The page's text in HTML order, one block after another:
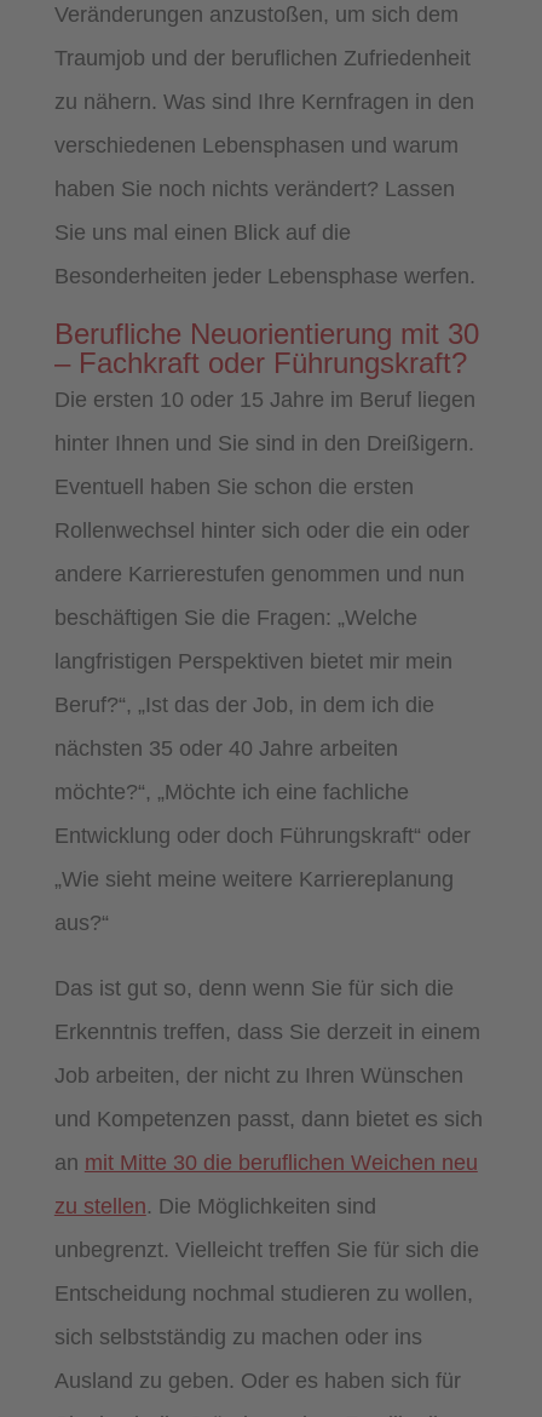
Veränderungen anzustoßen, um sich dem
Traumjob und der beruflichen Zufriedenheit
zu nähern. Was sind Ihre Kernfragen in den
verschiedenen Lebensphasen und warum
haben Sie noch nichts verändert? Lassen
Sie uns mal einen Blick auf die
Besonderheiten jeder Lebensphase werfen.
Berufliche Neuorientierung mit 30
– Fachkraft oder Führungskraft?
Die ersten 10 oder 15 Jahre im Beruf liegen
hinter Ihnen und Sie sind in den Dreißigern.
Eventuell haben Sie schon die ersten
Rollenwechsel hinter sich oder die ein oder
andere Karrierestufen genommen und nun
beschäftigen Sie die Fragen: „Welche
langfristigen Perspektiven bietet mir mein
Beruf?“, „Ist das der Job, in dem ich die
nächsten 35 oder 40 Jahre arbeiten
möchte?“, „Möchte ich eine fachliche
Entwicklung oder doch Führungskraft“ oder
„Wie sieht meine weitere Karriereplanung
aus?“
Das ist gut so, denn wenn Sie für sich die
Erkenntnis treffen, dass Sie derzeit in einem
Job arbeiten, der nicht zu Ihren Wünschen
und Kompetenzen passt, dann bietet es sich
an mit Mitte 30 die beruflichen Weichen neu
zu stellen. Die Möglichkeiten sind
unbegrenzt. Vielleicht treffen Sie für sich die
Entscheidung nochmal studieren zu wollen,
sich selbstständig zu machen oder ins
Ausland zu geben. Oder es haben sich für